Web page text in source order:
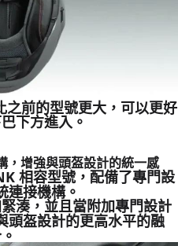
之前的型號更大，可以更好
下方進入。
，增強與頭盔設計的統一感
相容型號，配備了專門設
連接機構。
湊，並且當附加專門設計
頭盔設計的更高水平的融